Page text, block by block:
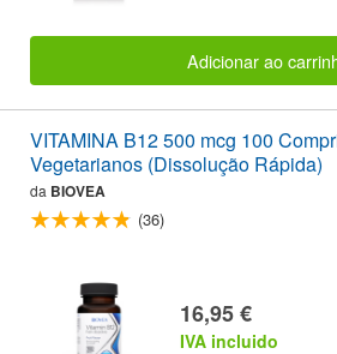
Adicionar ao
VITAMINA B12 500 mcg 100
Vegetarianos (Dissolução Rápida)
da BIOVEA
(36)
16,95 €
IVA incluido